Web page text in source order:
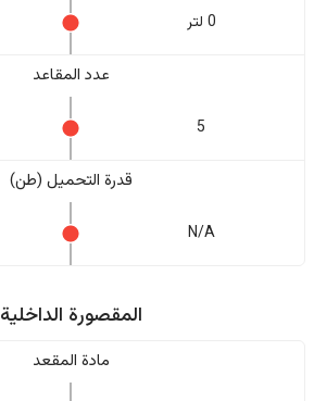
0 لتر
عدد المقاعد
5
قدرة التحميل (طن)
N/A
المقصورة الداخلية
مادة المقعد